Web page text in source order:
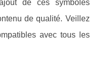
de ces symboles
de qualité. Veillez
avec tous les